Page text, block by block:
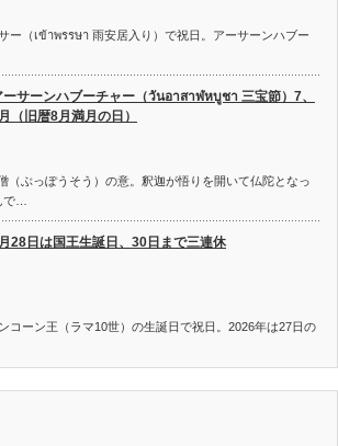
ー（เข้าพรรษา 雨安居入り）で祝日。アーサーンハブー
ーサーンハブーチャー（วันอาสาฬหบูชา 三宝節）7、
（旧暦8月満月の日）
ぶっぽうそう）の意。釈迦が悟りを開いて仏陀となっ
で…
28日は国王生誕日、30日まで三連休
コーン王（ラマ10世）の生誕日で祝日。2026年は27日の